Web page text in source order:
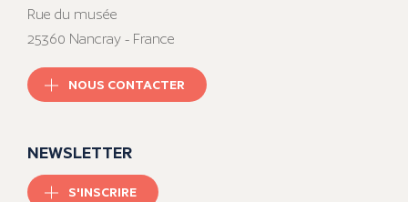
Rue du musée
25360 Nancray - France
NOUS CONTACTER
NEWSLETTER
S'INSCRIRE